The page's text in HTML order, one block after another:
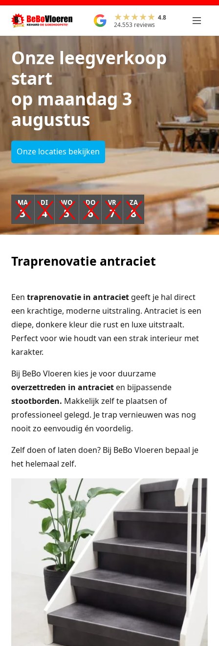
4.8
24.553 reviews
Onze leegverkoop
start
op maandag 3
augustus
Onze locaties bekijken
MA
3
DI
4
WO
5
DO
6
VR
7
ZA
8
Traprenovatie antraciet
Een traprenovatie in antracietgeeft je hal direct
een krachtige, moderne uitstraling. Antraciet is een
diepe, donkere kleur die rust en luxe uitstraalt.
Perfect voor wie houdt van een strak interieur met
karakter.
Bij BeBo Vloeren kies je voor duurzame
overzettreden in antracieten bijpassende
stootborden. Makkelijk zelf te plaatsen of
professioneel gelegd. Je trap vernieuwen was nog
nooit zo eenvoudig én voordelig.
Zelf doen of laten doen? Bij BeBo Vloeren bepaal je
het helemaal zelf.